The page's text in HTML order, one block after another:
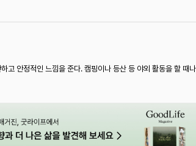
고 안정적인 느낌을 준다. 캠핑이나 등산 등 야외 활동을 할 때